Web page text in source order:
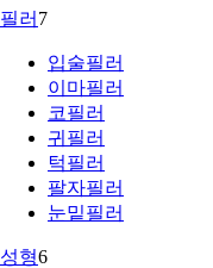
필러 7
입술필러
이마필러
코필러
귀필러
턱필러
팔자필러
눈밑필러
성형6